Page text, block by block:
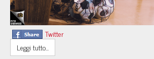
Twitter
Leggi tutto...